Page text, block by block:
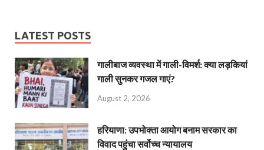
LATEST POSTS
गालीबाज व्‍यवस्‍था में गाली-विमर्श: क्या लड़कियां
गाली सुनकर गजल गाएं?
August 2, 2026
हरियाणा: उपभोक्ता आयोग बनाम सरकार का
विवाद पहुंचा सर्वोच्च न्यायालय